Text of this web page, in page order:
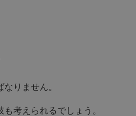
りません。
考えられるでしょう。